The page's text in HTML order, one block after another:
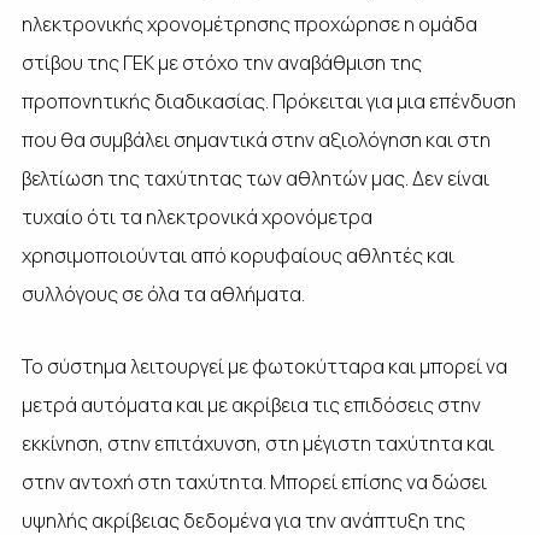
ηλεκτρονικής χρονομέτρησης προχώρησε η ομάδα
στίβου της ΓΕΚ με στόχο την αναβάθμιση της
προπονητικής διαδικασίας. Πρόκειται για μια επένδυση
που θα συμβάλει σημαντικά στην αξιολόγηση και στη
βελτίωση της ταχύτητας των αθλητών μας. Δεν είναι
τυχαίο ότι τα ηλεκτρονικά χρονόμετρα
χρησιμοποιούνται από κορυφαίους αθλητές και
συλλόγους σε όλα τα αθλήματα.
Το σύστημα λειτουργεί με φωτοκύτταρα και μπορεί να
μετρά αυτόματα και με ακρίβεια τις επιδόσεις στην
εκκίνηση, στην επιτάχυνση, στη μέγιστη ταχύτητα και
στην αντοχή στη ταχύτητα. Μπορεί επίσης να δώσει
υψηλής ακρίβειας δεδομένα για την ανάπτυξη της